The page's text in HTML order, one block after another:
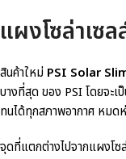
แผงโซล่าเซ
สินค้าใหม่ PSI Solar
บางที่สุด ของ PSI โดยจะ
ทนได้ทุกสภาพอากาศ หมด
จุดที่แตกต่างไปจากแผงโซ